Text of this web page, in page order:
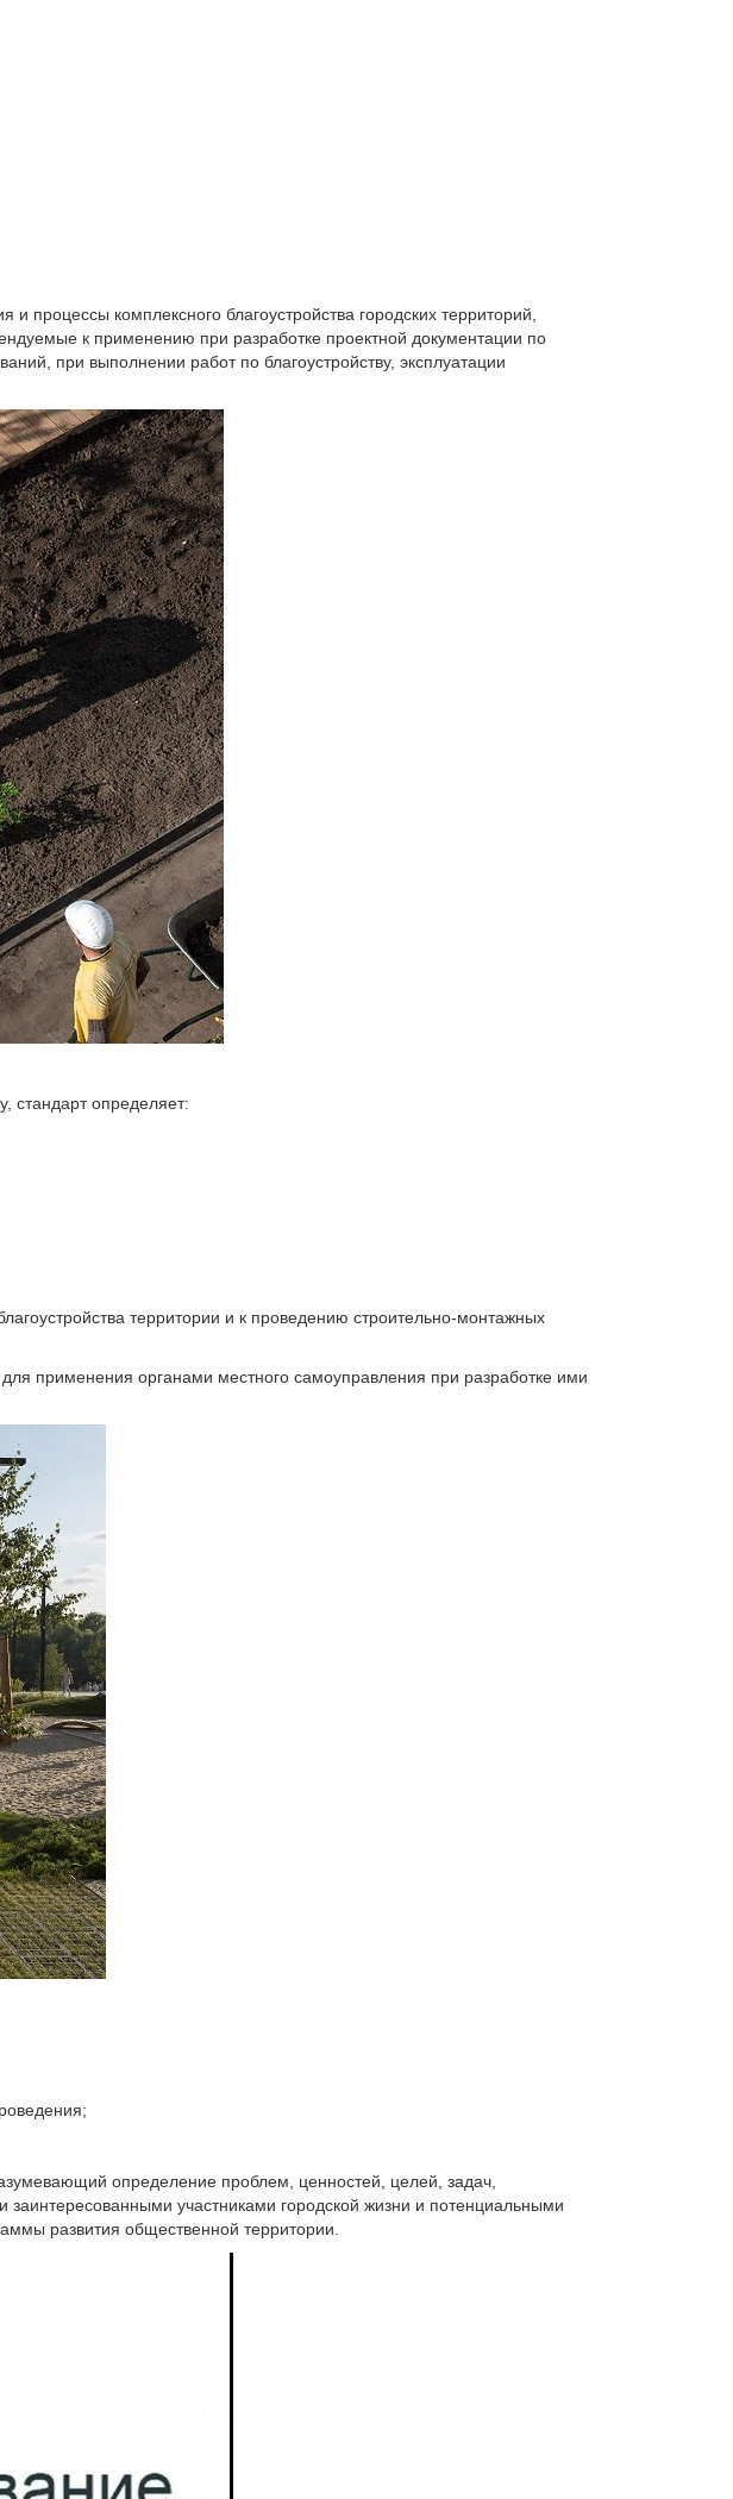
процессы комплексного благоустройства городских территорий,
к применению при разработке проектной документации по
при выполнении работ по благоустройству, эксплуатации
стандарт определяет:
территории и к проведению строительно-монтажных
применения органами местного самоуправления при разработке ими
определение проблем, ценностей, целей, задач,
участниками городской жизни и потенциальными
развития общественной территории.